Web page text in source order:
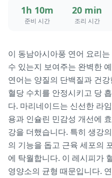
1h 10m
준비 시간
20 min
조리 시간
이 동남아시아풍 연어 요리
수 있는지 보여주는 완벽한
연어는 양질의 단백질과 건
혈당 수치를 안정시키고 당
다. 마리네이드는 신선한 라
용과 인슐린 민감성 개선에
강을 더했습니다. 특히 생강
의 기능을 돕고 근육 세포의
에 탁월합니다. 이 레시피가
영양소의 균형 때문입니다.